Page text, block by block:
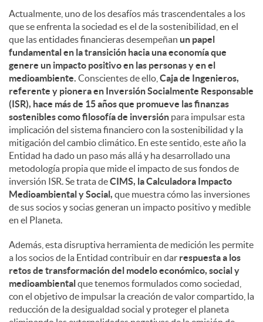
Actualmente, uno de los desafíos más trascendentales a los
que se enfrenta la sociedad es el de la sostenibilidad, en el
que las entidades financieras desempeñan un papel
fundamental en la transición hacia una economía que
genere un impacto positivo en las personas y en el
medioambiente. Conscientes de ello, Caja de Ingenieros,
referente y pionera en Inversión Socialmente Responsable
(ISR), hace más de 15 años que promueve las finanzas
sostenibles como filosofía de inversión para impulsar esta
implicación del sistema financiero con la sostenibilidad y la
mitigación del cambio climático. En este sentido, este año la
Entidad ha dado un paso más allá y ha desarrollado una
metodología propia que mide el impacto de sus fondos de
inversión ISR. Se trata deCIMS, la Calculadora Impacto
Medioambiental y Social, que muestra cómo las inversiones
de sus socios y socias generan un impacto positivo y medible
en el Planeta.
Además, esta disruptiva herramienta de medición les permite
a los socios de la Entidad contribuir en dar respuesta a los
retos de transformación del modelo económico, social y
medioambiental que tenemos formulados como sociedad,
con el objetivo de impulsar la creación de valor compartido, la
reducción de la desigualdad social y proteger el planeta